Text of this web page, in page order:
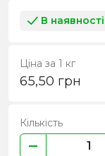
В наявності
Ціна за 1 кг
65,50 грн
Кількість